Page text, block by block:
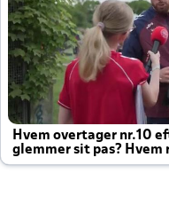
Hvem overtager nr.10
glemmer sit pas? Hvem
altid til efter kampe?